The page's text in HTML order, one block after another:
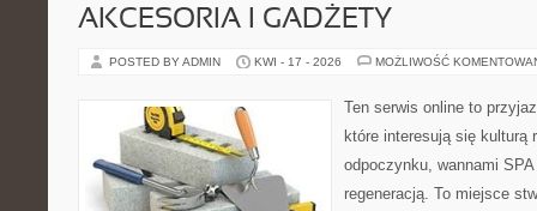
AKCESORIA I GADŻETY
POSTED BY ADMIN KWI - 17 - 2026 MOŻLIWOŚĆ
Ten serwis online to
które interesują się kulturą
odpoczynku, wannami
regeneracją. To miejsce